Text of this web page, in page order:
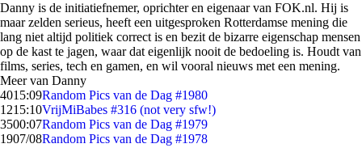
Danny is de initiatiefnemer, oprichter en eigenaar van FOK.nl. Hij is
maar zelden serieus, heeft een uitgesproken Rotterdamse mening die
lang niet altijd politiek correct is en bezit de bizarre eigenschap mensen
op de kast te jagen, waar dat eigenlijk nooit de bedoeling is. Houdt van
films, series, tech en gamen, en wil vooral nieuws met een mening.
Meer van Danny
4015:09Random Pics van de Dag #1980
1215:10VrijMiBabes #316 (not very sfw!)
3500:07Random Pics van de Dag #1979
1907/08Random Pics van de Dag #1978